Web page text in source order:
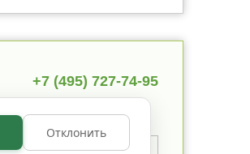
+7 (495) 727-74-95
Отклонить